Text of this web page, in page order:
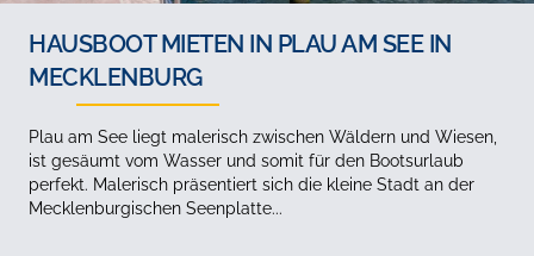
HAUSBOOT MIETEN IN PLAU AM SEE IN
MECKLENBURG
Plau am See liegt malerisch zwischen Wäldern und Wiesen,
ist gesäumt vom Wasser und somit für den Bootsurlaub
perfekt. Malerisch präsentiert sich die kleine Stadt an der
Mecklenburgischen Seenplatte...